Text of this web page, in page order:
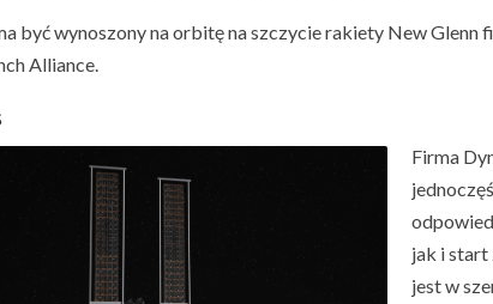
być wynoszony na orbitę na szczycie rakiety New
Alliance.
Firma
jak i start
jest w